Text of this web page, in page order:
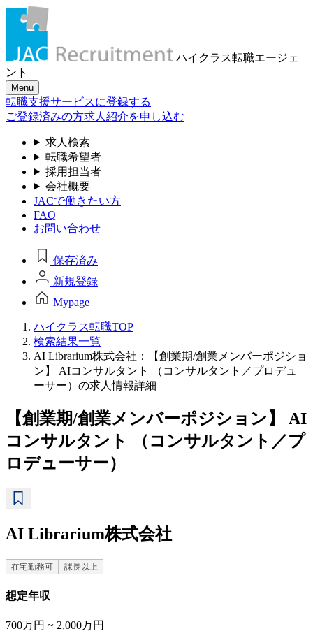
ハイクラス転職エージェ
ント
Menu
転職支援サービスに登録する
ご登録済みの方求人紹介を申し込む
求人検索
転職希望者
採用担当者
会社概要
JACで働きたい方
FAQ
お問い合わせ
保存済み
新規登録
Mypage
ハイクラス転職TOP
検索結果一覧
AI Librarium株式会社：【創業期/創業メンバーポジショ
ン】 AIコンサルタント （コンサルタント／プロデュ
ーサー）の求人情報詳細
【創業期/創業メンバーポジション】 AI
コンサルタント （コンサルタント／プ
ロデューサー）
AI Librarium株式会社
在宅勤務可 課長以上
想定年収
700万円 ~ 2,000万円